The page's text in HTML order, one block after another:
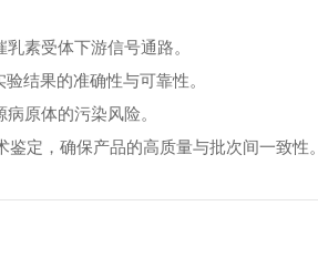
素受体下游信号通路。
结果的准确性与可靠性。
原体的污染风险。
定，确保产品的高质量与批次间一致性。